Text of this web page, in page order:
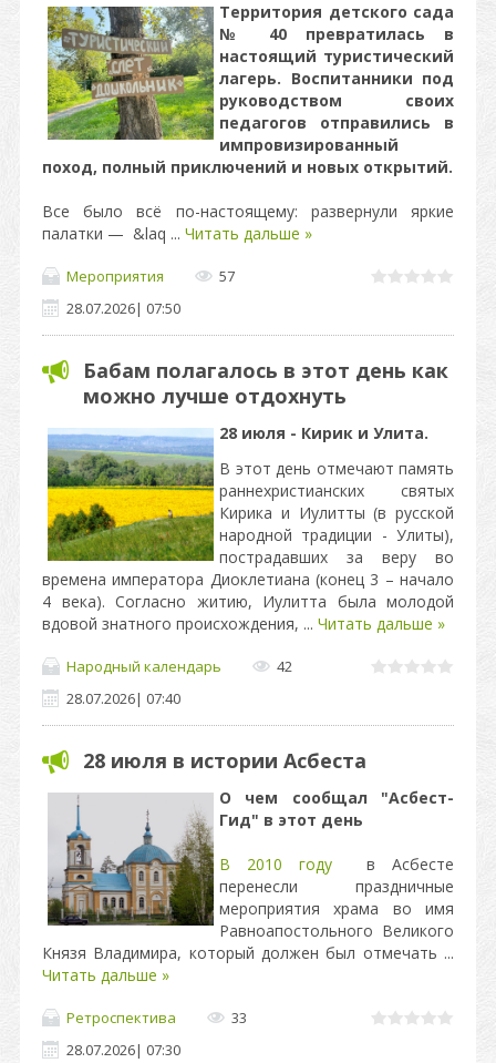
Территория детского сада
№ 40 превратилась в
настоящий туристический
лагерь. Воспитанники под
руководством своих
педагогов отправились в
импровизированный
поход, полный приключений и новых открытий.
Все было всё по-настоящему: развернули яркие
палатки — &laq ... Читать дальше »
Мероприятия
57
28.07.2026| 07:50
Бабам полагалось в этот день как
можно лучше отдохнуть
28 июля - Кирик и Улита.
В этот день отмечают память
раннехристианских святых
Кирика и Иулитты (в русской
народной традиции - Улиты),
пострадавших за веру во
времена императора Диоклетиана (конец 3 – начало
4 века). Согласно житию, Иулитта была молодой
вдовой знатного происхождения, ... Читать дальше »
Народный календарь
42
28.07.2026| 07:40
28 июля в истории Асбеста
О чем сообщал "Асбест-
Гид" в этот день
В 2010 году в Асбесте
перенесли праздничные
мероприятия храма во имя
Равноапостольного Великого
Князя Владимира, который должен был отмечать ...
Читать дальше »
Ретроспектива
33
28.07.2026| 07:30